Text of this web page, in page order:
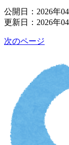
公開日：2026年
更新日：2026年
次のページ